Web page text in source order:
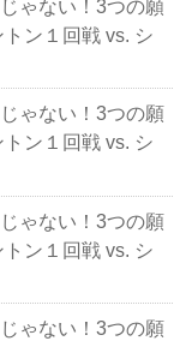
ゃない！3つの願
ン１回戦 vs. シ
ゃない！3つの願
ン１回戦 vs. シ
ゃない！3つの願
ン１回戦 vs. シ
ゃない！3つの願